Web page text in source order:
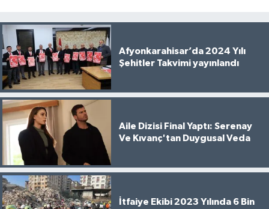
Afyonkarahisar’da 2024 Yılı
Şehitler Takvimi yayınlandı
Aile Dizisi Final Yaptı: Serenay
Ve Kıvanç'tan Duygusal Veda
İtfaiye Ekibi 2023 Yılında 6 Bin